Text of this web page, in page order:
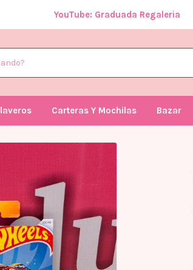
YouTube: Graduada Regaleria
Carteras Y Mochilas Bazar